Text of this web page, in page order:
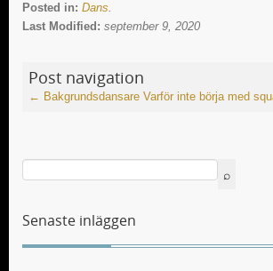
Posted in: Dans.
Last Modified: september 9, 2020
Post navigation
← Bakgrundsdansare Varför inte börja med
Senaste inläggen